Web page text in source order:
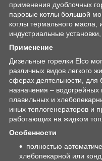
применения дуоблочных
паровые котлы большой
котлы термального
индустриальные
Применение
Дизельные горелки Elco
различных видов легкого
сферах деятельности,
назначения –
плавильных и
иных теплогенераторов и
работающих на жидком
Особенности
полностью
хлебопекарной или